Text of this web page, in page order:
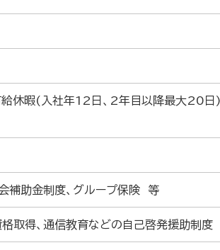
給休暇(入社年12日、2年目以降最大20
会補助金制度、グループ保険 等
取得、通信教育などの自己啓発援助制度